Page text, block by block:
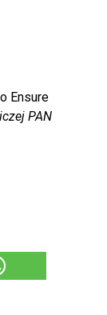
Ensure
PAN